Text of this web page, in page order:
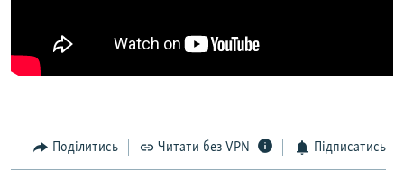
Поділитись Читати без VPN Підписатись